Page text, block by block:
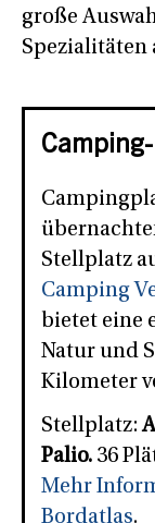
große
Spezialitäten
Stellplatz
Camping
bietet eine
Natur und
Kilometer
Stellplatz:
Palio. 36
Mehr
Bordatlas.